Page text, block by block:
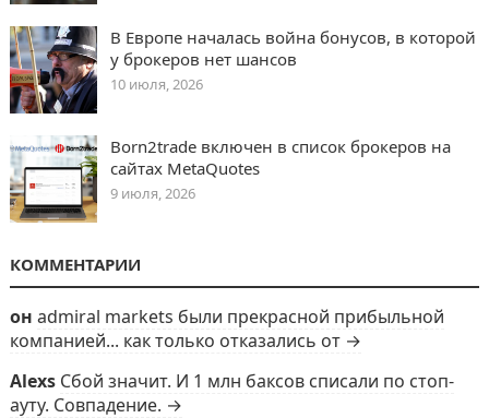
В Европе началась война бонусов, в которой
у брокеров нет шансов
10 июля, 2026
Born2trade включен в список брокеров на
сайтах MetaQuotes
9 июля, 2026
КОММЕНТАРИИ
он admiral markets были прекрасной прибыльной
компанией... как только отказались от →
Alexs Сбой значит. И 1 млн баксов списали по стоп-
ауту. Совпадение. →